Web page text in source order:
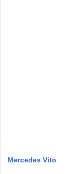
Mercedes Vito